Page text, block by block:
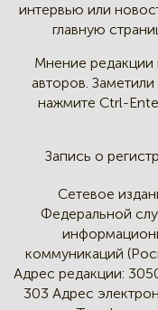
интервью или
главную
Мнение редакции
авторов. Заметили
нажмите Ctrl-
Запись о
Сетевое
Федеральной
коммуникаций
Адрес редакции:
303 Адрес